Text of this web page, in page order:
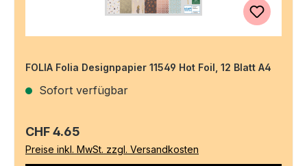
FOLIA Folia Designpapier 11549 Hot Foil, 12 Blatt A4
Sofort verfügbar
Regulärer Preis:
CHF 4.65
Preise inkl. MwSt. zzgl. Versandkosten